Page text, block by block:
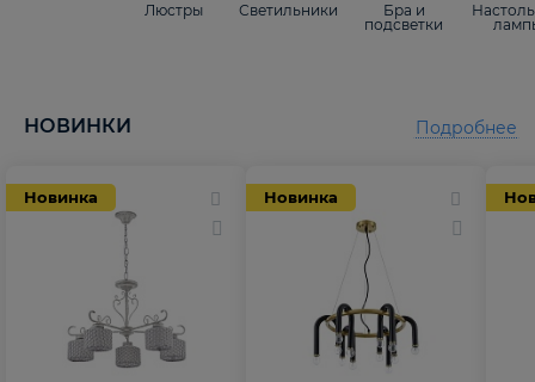
Люстры Светильники
Бра и
подсветки
НОВИНКИ
Новинка Новинка
Подробнее